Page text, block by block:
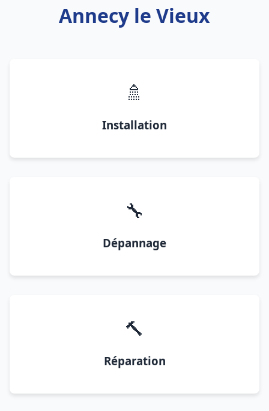
Annecy le Vieux
🚿
Installation
🔧
Dépannage
🔨
Réparation